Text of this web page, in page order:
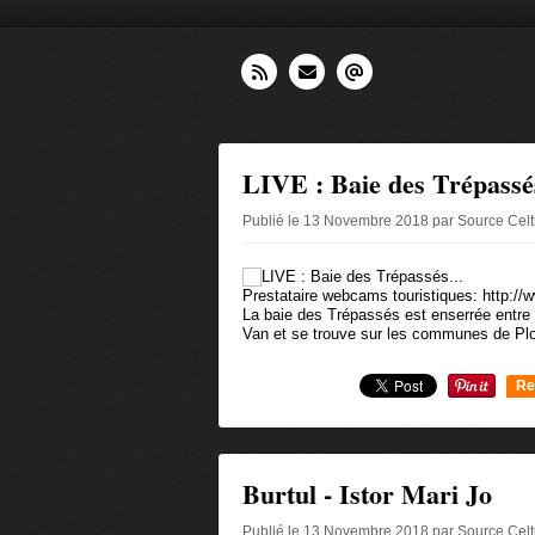
LIVE : Baie des
Publié le 13 Novembre 2018 par Source
Prestataire webcams touristiques: http://
La baie des Trépassés est enserrée
Van et se trouve sur les communes de
Burtul - Istor Mari Jo
Publié le 13 Novembre 2018 par Source